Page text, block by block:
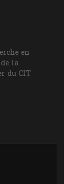
en
la
du CIT